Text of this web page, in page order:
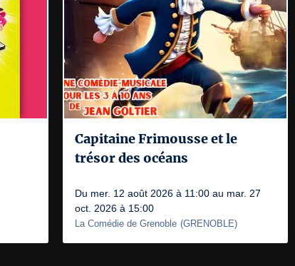
Capitaine Frimousse et le
trésor des océans
Du mer. 12 août 2026 à 11:00 au mar. 27
oct. 2026 à 15:00
La Comédie de Grenoble (GRENOBLE)